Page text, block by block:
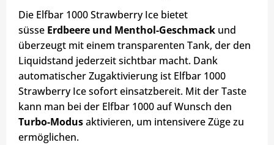
Die Elfbar 1000 Strawberry Ice bietet
süsse Erdbeere und Menthol-Geschmack und
überzeugt mit einem transparenten Tank, der den
Liquidstand jederzeit sichtbar macht. Dank
automatischer Zugaktivierung ist Elfbar 1000
Strawberry Ice sofort einsatzbereit. Mit der Taste
kann man bei der Elfbar 1000 auf Wunsch den
Turbo-Modusaktivieren, um intensivere Züge zu
ermöglichen.